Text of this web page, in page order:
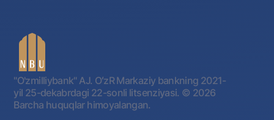
"O'zmilliybank" AJ. OʻzR Markaziy bankning 2021-
yil 25-dekabrdagi 22-sonli litsenziyasi. © 2026
Barcha huquqlar himoyalangan.